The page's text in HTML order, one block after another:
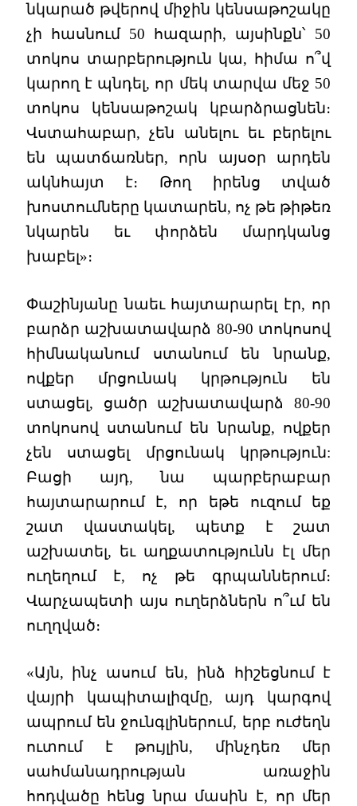
նկարած թվերով միջին կենսաթոշակը
չի հասնում 50 հազարի, այսինքն՝ 50
տոկոս տարբերություն կա, հիմա ո՞վ
կարող է պնդել, որ մեկ տարվա մեջ 50
տոկոս կենսաթոշակ կբարձրացնեն։
Վստահաբար, չեն անելու եւ բերելու
են պատճառներ, որն այսօր արդեն
ակնհայտ է։ Թող իրենց տված
խոստումները կատարեն, ոչ թե թիթեռ
նկարեն եւ փորձեն մարդկանց
խաբել»։
Փաշինյանը նաեւ հայտարարել էր, որ
բարձր աշխատավարձ 80-90 տոկոսով
հիմնականում ստանում են նրանք,
ովքեր մրցունակ կրթություն են
ստացել, ցածր աշխատավարձ 80-90
տոկոսով ստանում են նրանք, ովքեր
չեն ստացել մրցունակ կրթություն:
Բացի այդ, նա պարբերաբար
հայտարարում է, որ եթե ուզում եք
շատ վաստակել, պետք է շատ
աշխատել, եւ աղքատությունն էլ մեր
ուղեղում է, ոչ թե գրպաններում։
Վարչապետի այս ուղերձներն ո՞ւմ են
ուղղված։
«Այն, ինչ ասում են, ինձ հիշեցնում է
վայրի կապիտալիզմը, այդ կարգով
ապրում են ջունգլիներում, երբ ուժեղն
ուտում է թույլին, մինչդեռ մեր
սահմանադրության առաջին
հոդվածը հենց նրա մասին է, որ մեր